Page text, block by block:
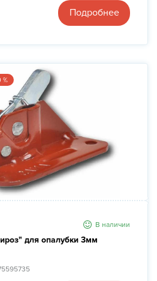
Подробнее
%
В наличии
для опалубки 3мм